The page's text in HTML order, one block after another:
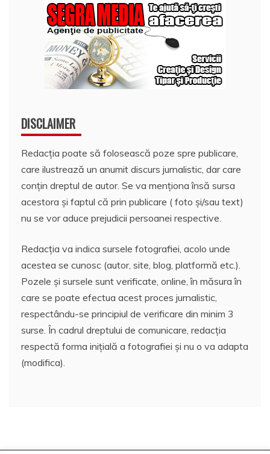
DISCLAIMER
Redacția poate să folosească poze spre publicare,
care ilustrează un anumit discurs jurnalistic, dar care
conțin dreptul de autor. Se va menționa însă sursa
acestora și faptul că prin publicare ( foto și/sau text)
nu se vor aduce prejudicii persoanei respective.
Redacția va indica sursele fotografiei, acolo unde
acestea se cunosc (autor, site, blog, platformă etc.).
Pozele și sursele sunt verificate, online, în măsura în
care se poate efectua acest proces jurnalistic,
respectându-se principiul de verificare din minim 3
surse. În cadrul dreptului de comunicare, redacția
respectă forma inițială a fotografiei și nu o va adapta
(modifica).